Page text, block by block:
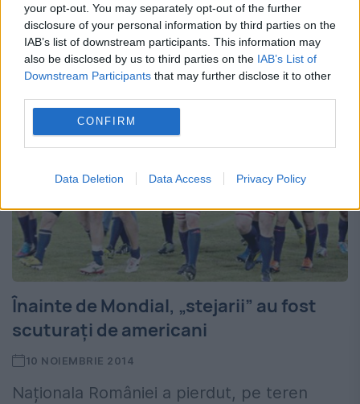
your opt-out. You may separately opt-out of the further
disclosure of your personal information by third parties on the
IAB’s list of downstream participants. This information may
also be disclosed by us to third parties on the IAB’s List of
Downstream Participants that may further disclose it to other
CONFIRM
Data Deletion Data Access Privacy Policy
fara posibilitate de vindecare Pentru a-l
ajuta pe “Pia” sa...
Înainte de Mondial, „stejarii” au fost
scuturați de americani
10 NOIEMBRIE 2014
Naționala României a pierdut, pe teren